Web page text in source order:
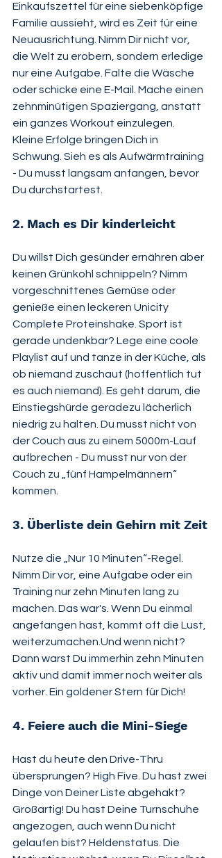
Einkaufszettel für eine siebenköpfige
Familie aussieht, wird es Zeit für eine
Neuausrichtung. Nimm Dir nicht vor,
die Welt zu erobern, sondern erledige
nur eine Aufgabe. Falte die Wäsche
oder schicke eine E-Mail. Mache einen
zehnminütigen Spaziergang, anstatt
ein ganzes Workout einzulegen.
Kleine Erfolge bringen Dich in
Schwung. Sieh es als Aufwärmtraining
- Du musst langsam anfangen, bevor
Du durchstartest.
2. Mach es Dir kinderleicht
Du willst Dich gesünder ernähren aber
keinen Grünkohl schnippeln? Nimm
vorgeschnittenes Gemüse oder
genieße einen leckeren Unicity
Complete Proteinshake. Sport ist
gerade undenkbar? Lege eine coole
Playlist auf und tanze in der Küche, als
ob niemand zuschaut (hoffentlich tut
es auch niemand). Es geht darum, die
Einstiegshürde geradezu lächerlich
niedrig zu halten. Du musst nicht von
der Couch aus zu einem 5000m-Lauf
aufbrechen - Du musst nur von der
Couch zu „fünf Hampelmännern“
kommen.
3. Überliste dein Gehirn mit Zeit
Nutze die „Nur 10 Minuten“-Regel.
Nimm Dir vor, eine Aufgabe oder ein
Training nur zehn Minuten lang zu
machen. Das war's. Wenn Du einmal
angefangen hast, kommt oft die Lust,
weiterzumachen.Und wenn nicht?
Dann warst Du immerhin zehn Minuten
aktiv und damit immer noch weiter als
vorher. Ein goldener Stern für Dich!
4. Feiere auch die Mini-Siege
Hast du heute den Drive-Thru
übersprungen? High Five. Du hast zwei
Dinge von Deiner Liste abgehakt?
Großartig! Du hast Deine Turnschuhe
angezogen, auch wenn Du nicht
gelaufen bist? Heldenstatus. Die